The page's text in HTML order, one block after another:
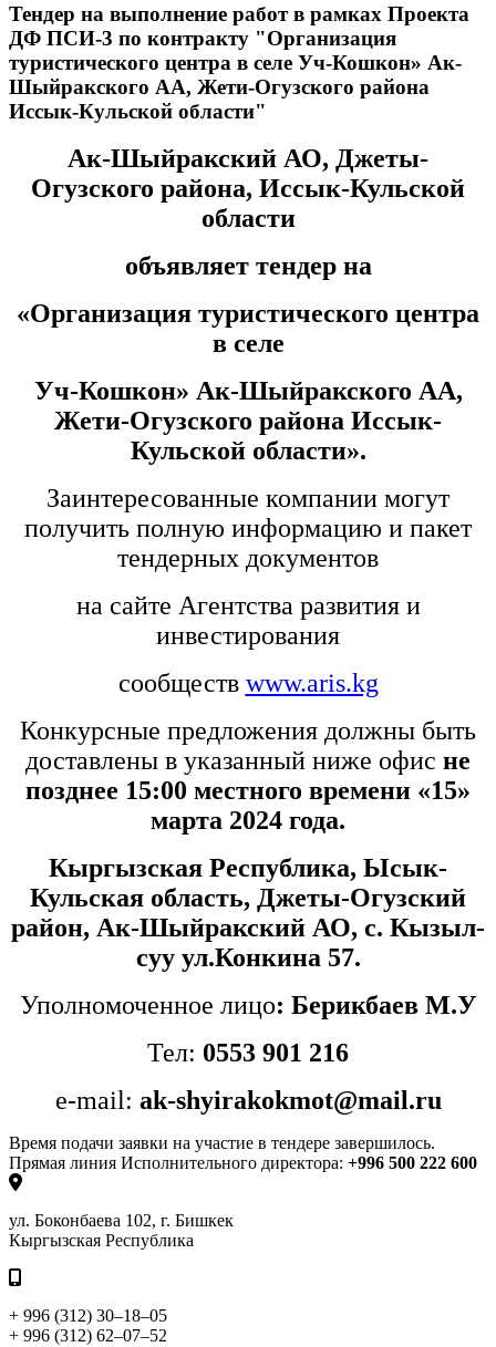
Тендер на выполнение работ в рамках Проекта
ДФ ПСИ-3 по контракту "Организация
туристического центра в селе Уч-Кошкон» Ак-
Шыйракского АА, Жети-Огузского района
Иссык-Кульской области"
Ак-Шыйракский АО, Джеты-
Огузского района, Иссык-Кульской
области
объявляет тендер на
«Организация туристического центра
в селе
Уч-Кошкон» Ак-Шыйракского АА,
Жети-Огузского района Иссык-
Кульской области».
Заинтересованные компании могут
получить полную информацию и пакет
тендерных документов
на сайте Агентства развития и
инвестирования
сообществ www.aris.kg
Конкурсные предложения должны быть
доставлены в указанный ниже офис не
позднее 15:00 местного времени «15»
марта 2024 года.
Кыргызская Республика, Ысык-
Кульская область, Джеты-Огузский
район, Ак-Шыйракский АО, с. Кызыл-
суу ул.Конкина 57.
Уполномоченное лицо: Берикбаев М.У
Тел: 0553 901 216
e-mail: ak-shyirakokmot@mail.ru
Время подачи заявки на участие в тендере завершилось.
Прямая линия Исполнительного директора: +996 500 222 600
ул. Боконбаева 102, г. Бишкек
Кыргызская Республика
+ 996 (312) 30–18–05
+ 996 (312) 62–07–52